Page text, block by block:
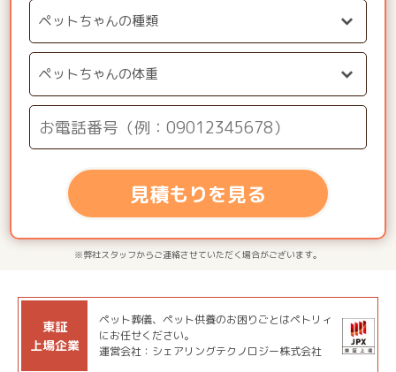
見積もりを見る
※弊社スタッフからご連絡させていただく場合がございます。
東証
上場企業
ペット葬儀、ペット供養のお困りごとはペトリィ
にお任せください。
運営会社：シェアリングテクノロジー株式会社